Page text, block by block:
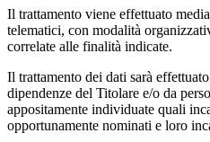
Il trattamento viene effettuato
telematici, con modalità
correlate alle finalità indicate.
Il trattamento dei dati sarà
dipendenze del Titolare e/o da
appositamente individuate quali
opportunamente nominati e loro